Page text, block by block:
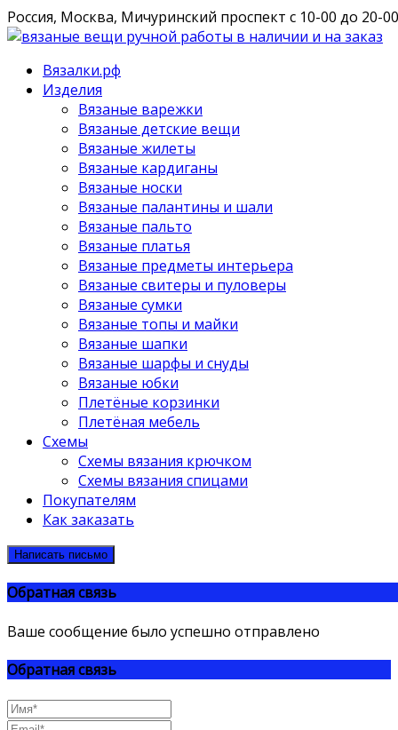
Россия, Москва, Мичуринский проспект с 10-00 до 20-00
Вязалки.рф
Изделия
Вязаные варежки
Вязаные детские вещи
Вязаные жилеты
Вязаные кардиганы
Вязаные носки
Вязаные палантины и шали
Вязаные пальто
Вязаные платья
Вязаные предметы интерьера
Вязаные свитеры и пуловеры
Вязаные сумки
Вязаные топы и майки
Вязаные шапки
Вязаные шарфы и снуды
Вязаные юбки
Плетёные корзинки
Плетёная мебель
Схемы
Схемы вязания крючком
Схемы вязания спицами
Покупателям
Как заказать
Написать письмо
Обратная связь
Ваше сообщение было успешно отправлено
Обратная связь